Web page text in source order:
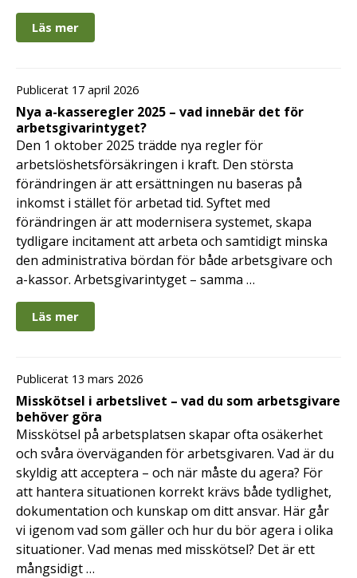
Läs mer
Publicerat 17 april 2026
Nya a-kasseregler 2025 – vad innebär det för
arbetsgivarintyget?
Den 1 oktober 2025 trädde nya regler för
arbetslöshetsförsäkringen i kraft. Den största
förändringen är att ersättningen nu baseras på
inkomst i stället för arbetad tid. Syftet med
förändringen är att modernisera systemet, skapa
tydligare incitament att arbeta och samtidigt minska
den administrativa bördan för både arbetsgivare och
a-kassor. Arbetsgivarintyget – samma …
Läs mer
Publicerat 13 mars 2026
Misskötsel i arbetslivet – vad du som arbetsgivare
behöver göra
Misskötsel på arbetsplatsen skapar ofta osäkerhet
och svåra överväganden för arbetsgivaren. Vad är du
skyldig att acceptera – och när måste du agera? För
att hantera situationen korrekt krävs både tydlighet,
dokumentation och kunskap om ditt ansvar. Här går
vi igenom vad som gäller och hur du bör agera i olika
situationer. Vad menas med misskötsel? Det är ett
mångsidigt …